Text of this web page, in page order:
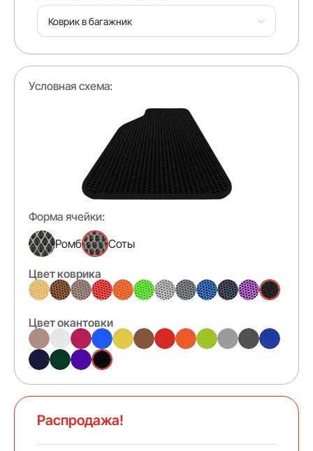
Коврик в багажник
Распродажа!
Условная схема:
Форма ячейки:
Ромб
Соты
Цвет коврика
Цвет окантовки